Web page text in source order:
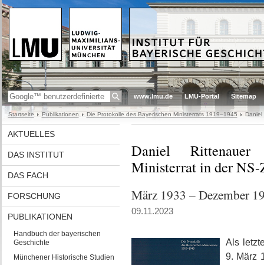
www.lmu.de LMU-Portal Sitemap
Startseite Publikationen Die Protokolle des Bayerischen Ministerrats 1919–1945 Daniel
AKTUELLES
DAS INSTITUT
DAS FACH
FORSCHUNG
PUBLIKATIONEN
Handbuch der bayerischen
Geschichte
Münchener Historische Studien
Daniel
Ministerrat in der
März 1933 – Dezember
09.11.2023
Als
9. März